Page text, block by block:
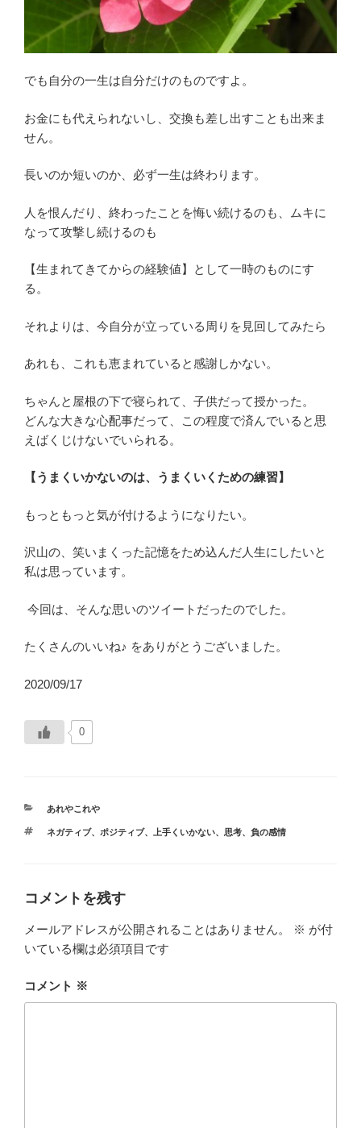
でも自分の一生は自分だけのものですよ。
お金にも代えられないし、交換も差し出すことも出来ま
せん。
長いのか短いのか、必ず一生は終わります。
人を恨んだり、終わったことを悔い続けるのも、ムキに
なって攻撃し続けるのも
【生まれてきてからの経験値】として一時のものにす
る。
それよりは、今自分が立っている周りを見回してみたら
あれも、これも恵まれていると感謝しかない。
ちゃんと屋根の下で寝られて、子供だって授かった。
どんな大きな心配事だって、この程度で済んでいると思
えばくじけないでいられる。
【うまくいかないのは、うまくいくための練習】
もっともっと気が付けるようになりたい。
沢山の、笑いまくった記憶をため込んだ人生にしたいと
私は思っています。
今回は、そんな思いのツイートだったのでした。
たくさんのいいね♪ をありがとうございました。
2020/09/17
0
カ
ゴ
あれやこれや
タ
ネガティブ、 ポジティブ、 上手くいかない、 思考、 負の感情
コメントを残す
メールアドレスが公開されることはありません。 ※ が付
いている欄は必須項目です
コメント ※